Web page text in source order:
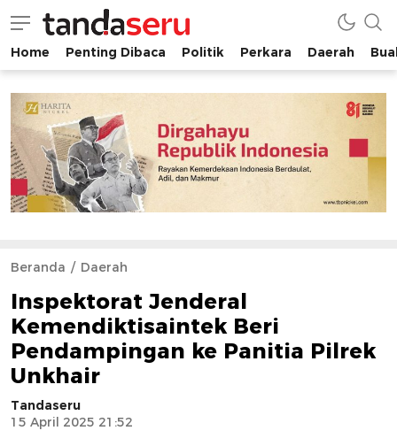
tandaseru.com | Penting Dibaca
tandaseru.com
Home Penting Dibaca Politik Perkara Daerah
Beranda Daerah
Inspektorat Jenderal
Kemendiktisaintek Beri
Pendampingan ke Panitia Pilrek
Unkhair
Tandaseru
15 April 2025 21:52